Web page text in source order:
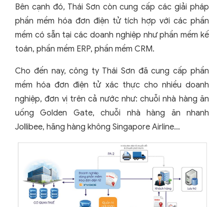
Bên cạnh đó, Thái Sơn còn cung cấp các giải pháp
phần mềm hóa đơn điện tử tích hợp với các phần
mềm có sẵn tại các doanh nghiệp như phần mềm kế
toán, phần mềm ERP, phần mềm CRM.
Cho đến nay, công ty Thái Sơn đã cung cấp phần
mềm hóa đơn điện tử xác thực cho nhiều doanh
nghiệp, đơn vị trên cả nước như: chuỗi nhà hàng ăn
uống Golden Gate, chuỗi nhà hàng ăn nhanh
Jollibee, hãng hàng không Singapore Airline…